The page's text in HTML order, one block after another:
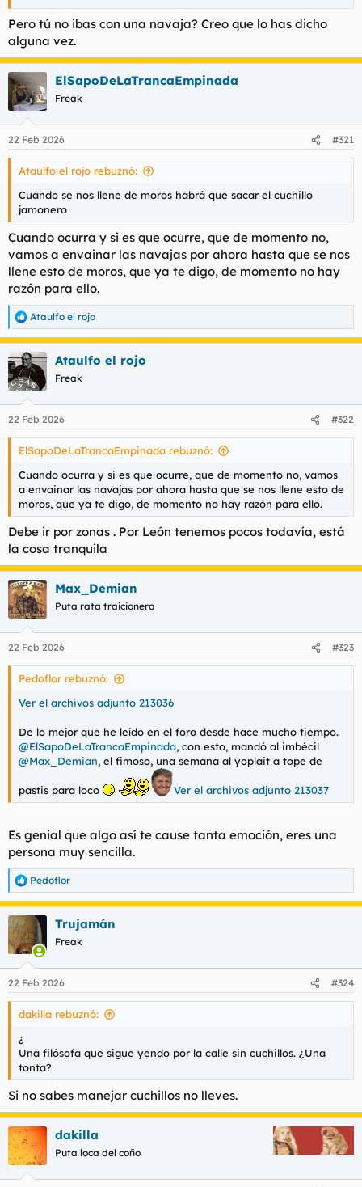
Pero tú no ibas con una navaja? Creo que lo has dicho
alguna vez.
ElSapoDeLaTrancaEmpinada
Freak
22 Feb 2026 #321
Ataulfo el rojo rebuznó:
Cuando se nos llene de moros habrá que sacar el cuchillo
jamonero
Cuando ocurra y si es que ocurre, que de momento no,
vamos a envainar las navajas por ahora hasta que se nos
llene esto de moros, que ya te digo, de momento no hay
razón para ello.
R
e
a
c
c
i
e
s
Ataulfo el rojo
Ataulfo el rojo
Freak
22 Feb 2026 #322
ElSapoDeLaTrancaEmpinada rebuznó:
Cuando ocurra y si es que ocurre, que de momento no, vamos
a envainar las navajas por ahora hasta que se nos llene esto de
moros, que ya te digo, de momento no hay razón para ello.
Debe ir por zonas . Por León tenemos pocos todavía, está
la cosa tranquila
Max_Demian
Puta rata traicionera
22 Feb 2026 #323
Pedoflor rebuznó:
Ver el archivos adjunto 213036
De lo mejor que he leído en el foro desde hace mucho tiempo.
@ElSapoDeLaTrancaEmpinada, con esto, mandó al imbécil
@Max_Demian, el fimoso, una semana al yoplait a tope de
pastis para loco Ver el archivos adjunto 213037
Es genial que algo así te cause tanta emoción, eres una
persona muy sencilla.
R
e
a
c
c
i
e
s
Pedoflor
Trujamán
Freak
22 Feb 2026 #324
dakilla rebuznó:
¿
Una filósofa que sigue yendo por la calle sin cuchillos. ¿Una
tonta?
Si no sabes manejar cuchillos no lleves.
dakilla
Puta loca del coño